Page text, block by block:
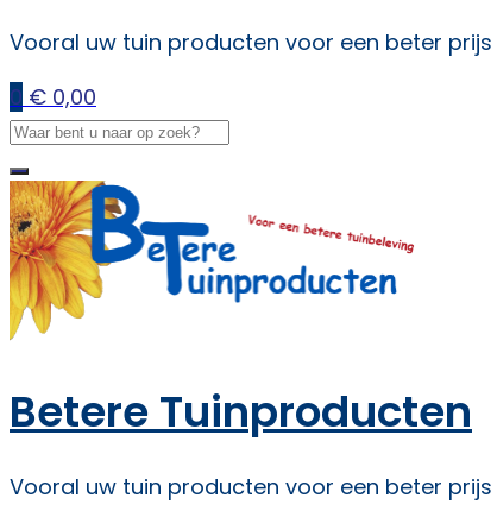
Vooral uw tuin producten voor een beter prijs
0 € 0,00
Betere Tuinproducten
Vooral uw tuin producten voor een beter prijs